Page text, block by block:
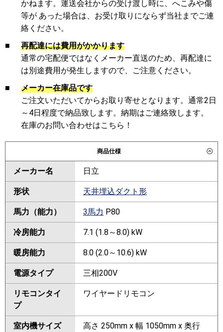
かねます。運送会社からの受け渡し時に、へこみや傷
等が あった場合は、お受け取りにならず当社までご連
絡ください。
■
再配達には費用がかかります
通常の宅配便ではなくメーカー直送のため、再配達に
は別途費用が発生しますので、ご注意ください。
■
メーカー在庫品です
ご注文いただいてからお取り寄せとなります。通常2日
～4日程度で納品致します。納期はご連絡致します。
在庫のお問い合わせはこちら！
商品仕様
メーカー名 日立
形状 天井埋込ダクト形
馬力（能力） 3馬力 P80
冷房能力 7.1 (1.8～8.0) kW
暖房能力 8.0 (2.0～10.6) kW
電源タイプ 三相200V
リモコンタイ
プ
ワイヤードリモコン
室内機サイズ
高さ 250mm x 幅 1050mm x 奥行